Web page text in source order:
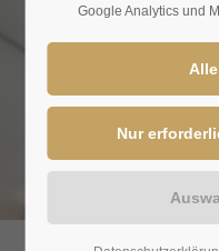
Anmelden
|Lost your
SUPPORT
Google Analytics und